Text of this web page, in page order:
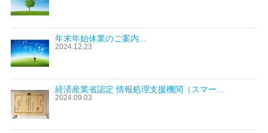
年末年始休業のご案内...
2024.12.23
経済産業省認定 情報処理支援機関（スマー...
2024.09.03